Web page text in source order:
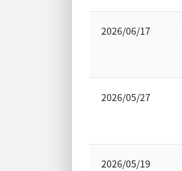
2026/06/17
2026/05/27
2026/05/19